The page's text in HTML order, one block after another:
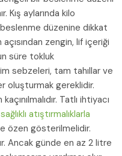
Kış aylarında kilo
düzenine dikkat
zengin, lif içeriği
süre tokluk
sebzeleri, tam tahıllar ve
oluşturmak gereklidir.
Tatlı ihtiyacı
sağlıklı atıştırmalıklarla
özen gösterilmelidir.
Ancak günde en az 2 litre